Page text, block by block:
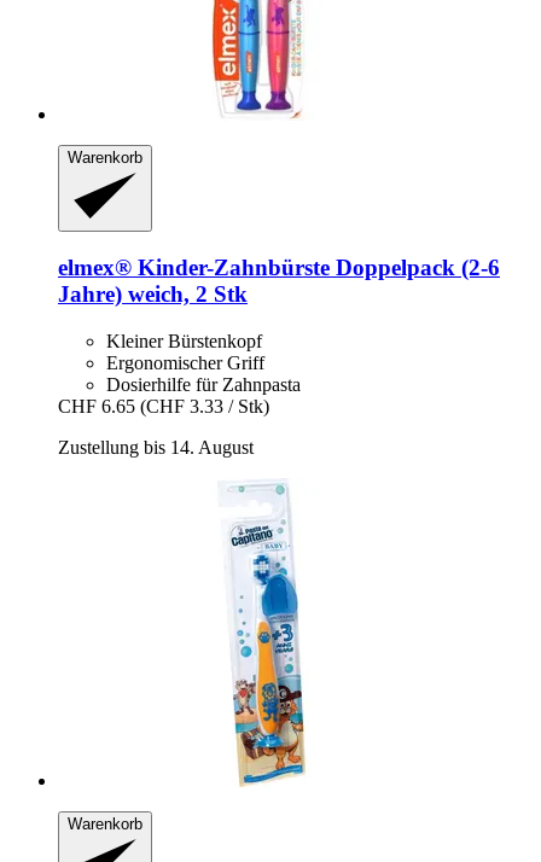
Warenkorb
elmex® Kinder-​Zahnbürste Doppelpack (2-​6
Jahre) weich, 2 Stk
Kleiner Bürstenkopf
Ergonomischer Griff
Dosierhilfe für Zahnpasta
CHF 6.65 (CHF 3.33 / Stk)
Zustellung bis 14. August
Warenkorb